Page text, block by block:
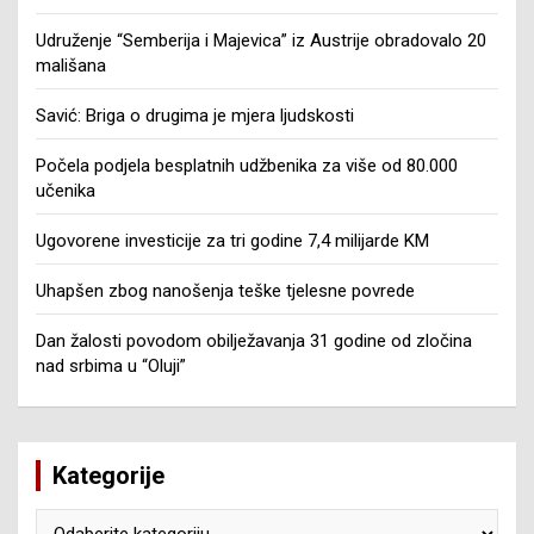
Udruženje “Semberija i Majevica” iz Austrije obradovalo 20
mališana
Savić: Briga o drugima je mjera ljudskosti
Počela podjela besplatnih udžbenika za više od 80.000
učenika
Ugovorene investicije za tri godine 7,4 milijarde KM
Uhapšen zbog nanošenja teške tjelesne povrede
Dan žalosti povodom obilježavanja 31 godine od zločina
nad srbima u “Oluji”
Kategorije